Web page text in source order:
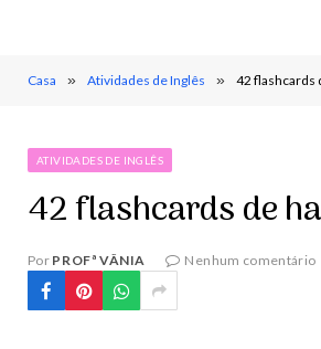
Casa » Atividades de Inglês » 42 flashcards
ATIVIDADES DE INGLÊS
42 flashcards de
Por PROFª VÂNIA Nenhum comentário